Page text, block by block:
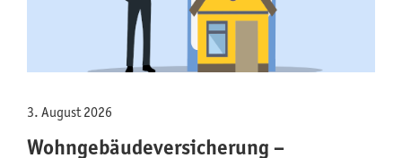
3. August 2026
Wohngebäude­versicherung –